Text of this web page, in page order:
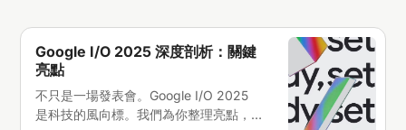
Google I/O 2025 深度剖析：關鍵
亮點
不只是一場發表會。Google I/O 2025
是科技的風向標。我們為你整理亮點，